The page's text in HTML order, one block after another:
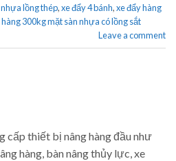
lồng thép,xe đẩy 4 bánh,xe đẩy hàng
300kg mặt sàn nhựa có lồng sắt
Leave a comment
cấp thiết bị nâng hàng đầu như
hàng, bàn nâng thủy lực, xe